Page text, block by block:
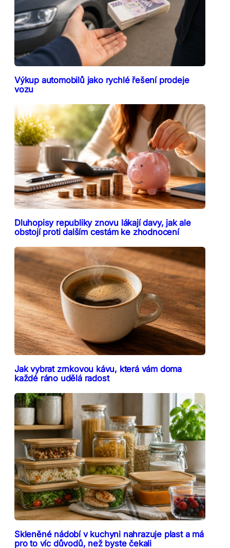
Výkup automobilů jako rychlé řešení prodeje
vozu
Dluhopisy republiky znovu lákají davy, jak ale
obstojí proti dalším cestám ke zhodnocení
Jak vybrat zrnkovou kávu, která vám doma
každé ráno udělá radost
Skleněné nádobí v kuchyni nahrazuje plast a má
pro to víc důvodů, než byste čekali